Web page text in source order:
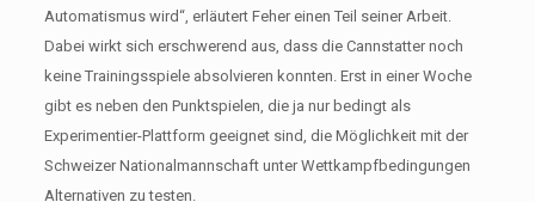
Automatismus wird“, erläutert Feher einen Teil seiner Arbeit.
Dabei wirkt sich erschwerend aus, dass die Cannstatter noch
keine Trainingsspiele absolvieren konnten. Erst in einer Woche
gibt es neben den Punktspielen, die ja nur bedingt als
Experimentier-Plattform geeignet sind, die Möglichkeit mit der
Schweizer Nationalmannschaft unter Wettkampfbedingungen
Alternativen zu testen.